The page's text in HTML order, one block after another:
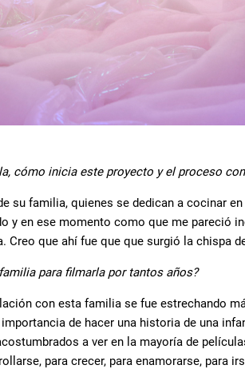
cómo inicia este proyecto y el proceso
su familia, quienes se dedican a cocinar
y en ese momento como que me pareció
que ahí fue que que surgió la chispa
para filmarla por tantos años?
con esta familia se fue estrechando
de hacer una historia de una
a ver en la mayoría de
para crecer, para enamorarse, para